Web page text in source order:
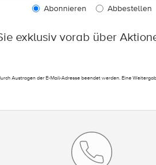
Abonnieren Abbestellen
exklusiv vorab über
Austragen der E-Mail-Adresse beendet werden. Eine